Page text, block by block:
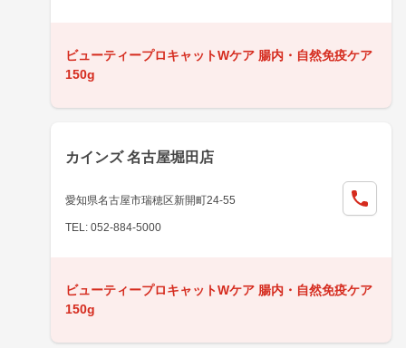
ビューティープロキャットWケア 腸内・自然免疫ケア
150g
カインズ 名古屋堀田店
愛知県名古屋市瑞穂区新開町24-55
TEL: 052-884-5000
ビューティープロキャットWケア 腸内・自然免疫ケア
150g